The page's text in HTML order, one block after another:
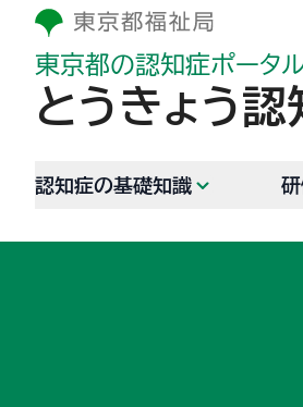
東京都の認知症ポータル
とうきょう
認知症の基礎知識 研